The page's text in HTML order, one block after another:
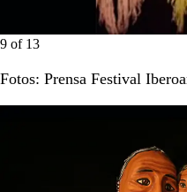
9 of 13
Fotos: Prensa Festival